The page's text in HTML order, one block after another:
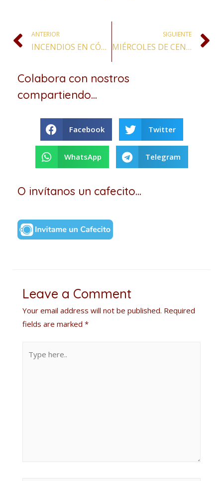
ANTERIOR
INCENDIOS EN CÓRDOBA: UNA IMAGEN DE LA VIRGEN MARÍA QUEDÓ INTACTA PESE AL AVANCE DE LAS LLAMAS
SIGUIENTE
MIÉRCOLES DE CENIZA
Colabora con nostros
compartiendo...
Facebook Twitter
WhatsApp Telegram
O invítanos un cafecito...
Leave a Comment
Your email address will not be published. Required
fields are marked *